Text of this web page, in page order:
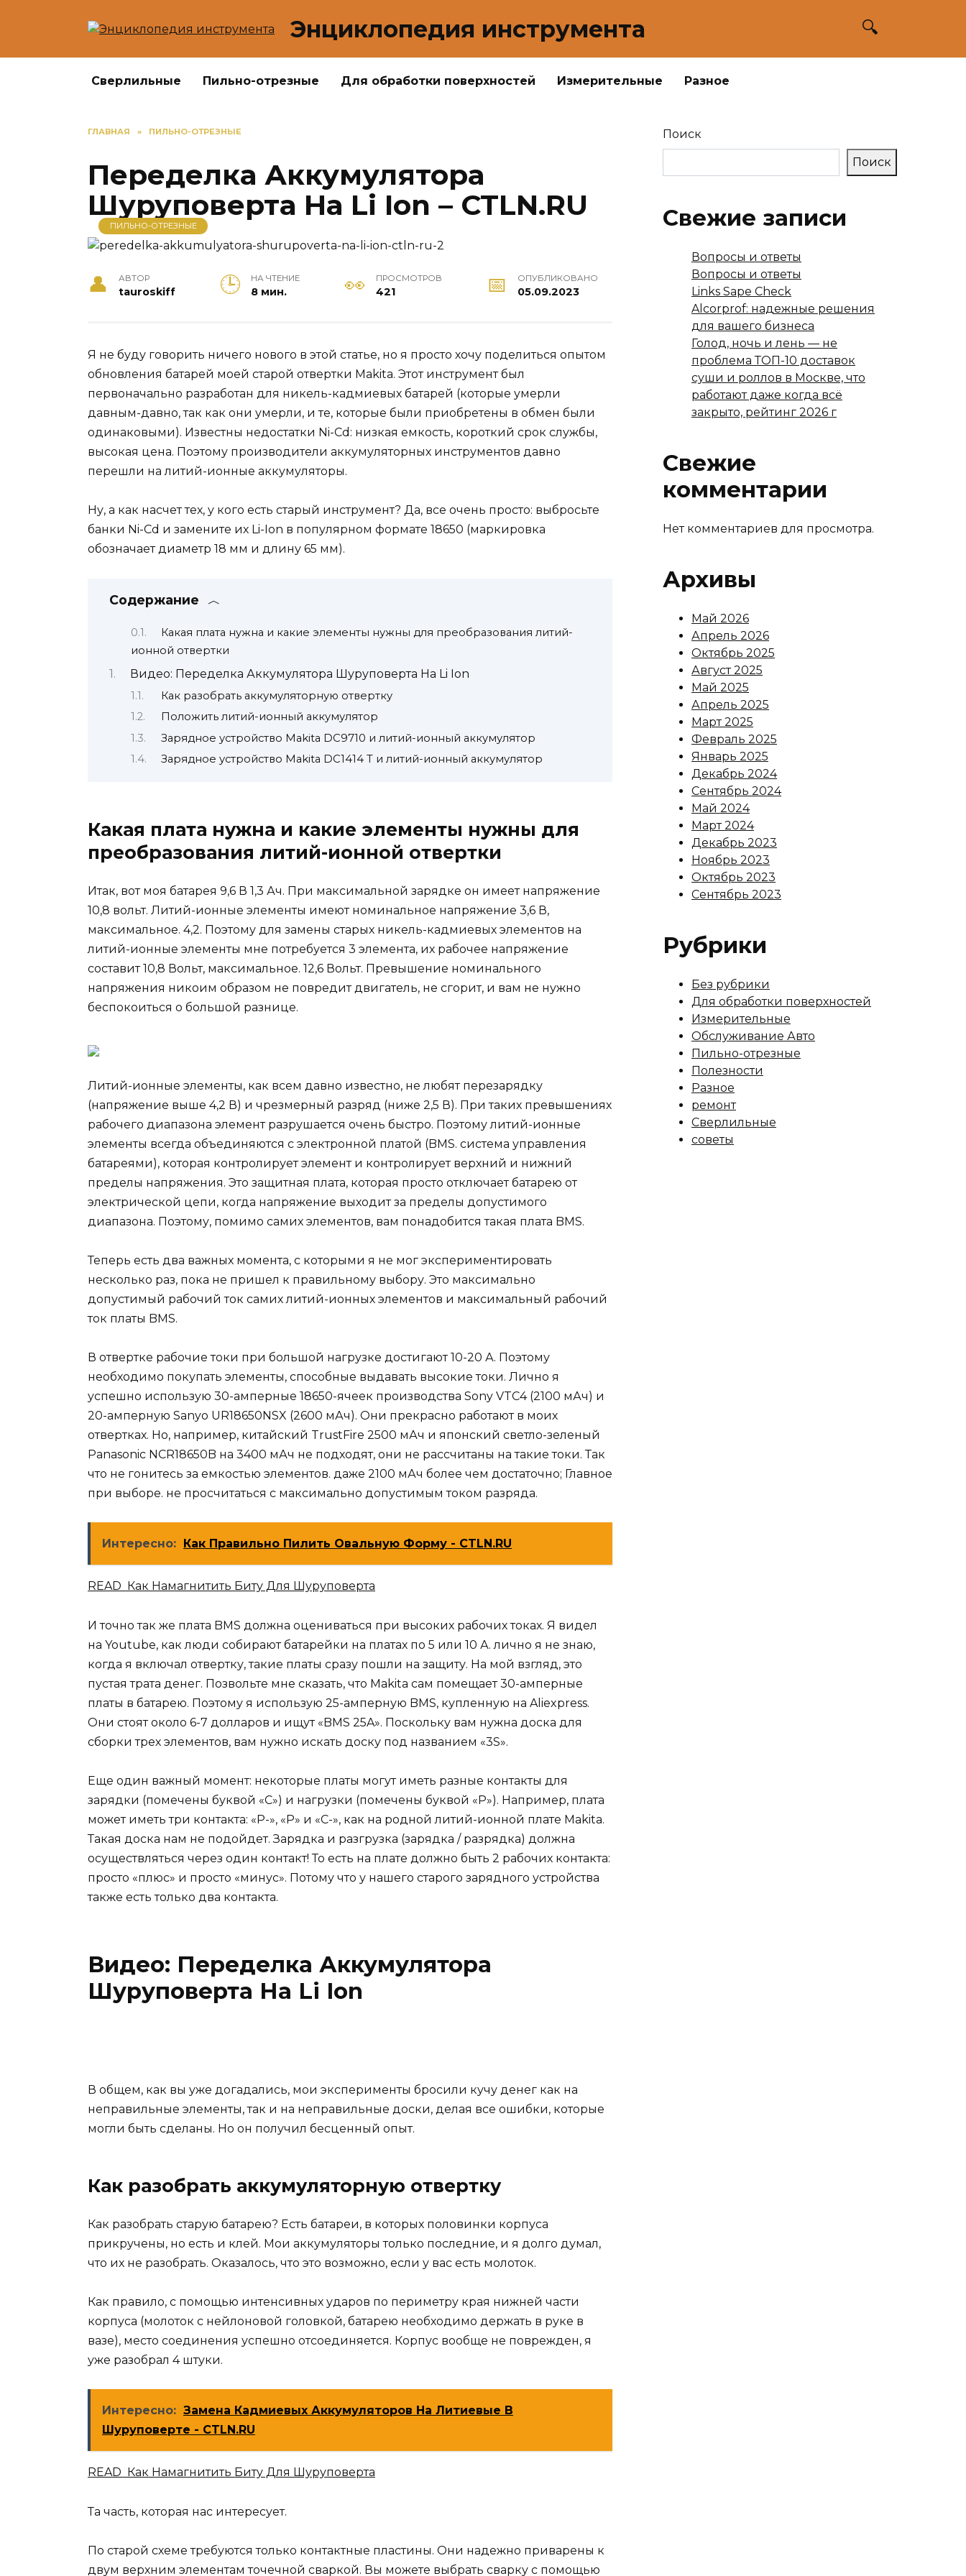
Энциклопедия инструмента
Сверлильные Пильно-отрезные Для обработки поверхностей Измерительные Разное
ГЛАВНАЯ » ПИЛЬНО-ОТРЕЗНЫЕ
Переделка Аккумулятора
Шуруповерта На Li Ion – CTLN.RU
ПИЛЬНО-ОТРЕЗНЫЕ
АВТОР
tauroskiff
НА ЧТЕНИЕ
8 мин.
ПРОСМОТРОВ
421
ОПУБЛИКОВАНО
05.09.2023
Я не буду говорить ничего нового в этой статье, но я просто хочу поделиться опытом
обновления батарей моей старой отвертки Makita. Этот инструмент был
первоначально разработан для никель-кадмиевых батарей (которые умерли
давным-давно, так как они умерли, и те, которые были приобретены в обмен были
одинаковыми). Известны недостатки Ni-Cd: низкая емкость, короткий срок службы,
высокая цена. Поэтому производители аккумуляторных инструментов давно
перешли на литий-ионные аккумуляторы.
Ну, а как насчет тех, у кого есть старый инструмент? Да, все очень просто: выбросьте
банки Ni-Cd и замените их Li-Ion в популярном формате 18650 (маркировка
обозначает диаметр 18 мм и длину 65 мм).
Содержание
Какая плата нужна и какие элементы нужны для преобразования литий-
ионной отвертки
Видео: Переделка Аккумулятора Шуруповерта На Li Ion
Как разобрать аккумуляторную отвертку
Положить литий-ионный аккумулятор
Зарядное устройство Makita DC9710 и литий-ионный аккумулятор
Зарядное устройство Makita DC1414 T и литий-ионный аккумулятор
Какая плата нужна и какие элементы нужны для
преобразования литий-ионной отвертки
Итак, вот моя батарея 9,6 В 1,3 Ач. При максимальной зарядке он имеет напряжение
10,8 вольт. Литий-ионные элементы имеют номинальное напряжение 3,6 В,
максимальное. 4,2. Поэтому для замены старых никель-кадмиевых элементов на
литий-ионные элементы мне потребуется 3 элемента, их рабочее напряжение
составит 10,8 Вольт, максимальное. 12,6 Вольт. Превышение номинального
напряжения никоим образом не повредит двигатель, не сгорит, и вам не нужно
беспокоиться о большой разнице.
Литий-ионные элементы, как всем давно известно, не любят перезарядку
(напряжение выше 4,2 В) и чрезмерный разряд (ниже 2,5 В). При таких превышениях
рабочего диапазона элемент разрушается очень быстро. Поэтому литий-ионные
элементы всегда объединяются с электронной платой (BMS. система управления
батареями), которая контролирует элемент и контролирует верхний и нижний
пределы напряжения. Это защитная плата, которая просто отключает батарею от
электрической цепи, когда напряжение выходит за пределы допустимого
диапазона. Поэтому, помимо самих элементов, вам понадобится такая плата BMS.
Теперь есть два важных момента, с которыми я не мог экспериментировать
несколько раз, пока не пришел к правильному выбору. Это максимально
допустимый рабочий ток самих литий-ионных элементов и максимальный рабочий
ток платы BMS.
В отвертке рабочие токи при большой нагрузке достигают 10-20 А. Поэтому
необходимо покупать элементы, способные выдавать высокие токи. Лично я
успешно использую 30-амперные 18650-ячеек производства Sony VTC4 (2100 мАч) и
20-амперную Sanyo UR18650NSX (2600 мАч). Они прекрасно работают в моих
отвертках. Но, например, китайский TrustFire 2500 мАч и японский светло-зеленый
Panasonic NCR18650B на 3400 мАч не подходят, они не рассчитаны на такие токи. Так
что не гонитесь за емкостью элементов. даже 2100 мАч более чем достаточно; Главное
при выборе. не просчитаться с максимально допустимым током разряда.
Интересно: Как Правильно Пилить Овальную Форму - CTLN.RU
READ Как Намагнитить Биту Для Шуруповерта
И точно так же плата BMS должна оцениваться при высоких рабочих токах. Я видел
на Youtube, как люди собирают батарейки на платах по 5 или 10 А. лично я не знаю,
когда я включал отвертку, такие платы сразу пошли на защиту. На мой взгляд, это
пустая трата денег. Позвольте мне сказать, что Makita сам помещает 30-амперные
платы в батарею. Поэтому я использую 25-амперную BMS, купленную на Aliexpress.
Они стоят около 6-7 долларов и ищут «BMS 25A». Поскольку вам нужна доска для
сборки трех элементов, вам нужно искать доску под названием «3S».
Еще один важный момент: некоторые платы могут иметь разные контакты для
зарядки (помечены буквой «C») и нагрузки (помечены буквой «P»). Например, плата
может иметь три контакта: «P-», «P» и «C-», как на родной литий-ионной плате Makita.
Такая доска нам не подойдет. Зарядка и разгрузка (зарядка / разрядка) должна
осуществляться через один контакт! То есть на плате должно быть 2 рабочих контакта:
просто «плюс» и просто «минус». Потому что у нашего старого зарядного устройства
также есть только два контакта.
Видео: Переделка Аккумулятора
Шуруповерта На Li Ion
В общем, как вы уже догадались, мои эксперименты бросили кучу денег как на
неправильные элементы, так и на неправильные доски, делая все ошибки, которые
могли быть сделаны. Но он получил бесценный опыт.
Как разобрать аккумуляторную отвертку
Как разобрать старую батарею? Есть батареи, в которых половинки корпуса
прикручены, но есть и клей. Мои аккумуляторы только последние, и я долго думал,
что их не разобрать. Оказалось, что это возможно, если у вас есть молоток.
Как правило, с помощью интенсивных ударов по периметру края нижней части
корпуса (молоток с нейлоновой головкой, батарею необходимо держать в руке в
вазе), место соединения успешно отсоединяется. Корпус вообще не поврежден, я
уже разобрал 4 штуки.
Интересно: Замена Кадмиевых Аккумуляторов На Литиевые В
Шуруповерте - CTLN.RU
READ Как Намагнитить Биту Для Шуруповерта
Та часть, которая нас интересует.
По старой схеме требуются только контактные пластины. Они надежно приварены к
двум верхним элементам точечной сваркой. Вы можете выбрать сварку с помощью
Поиск
Поиск
Свежие записи
Вопросы и ответы
Вопросы и ответы
Links Sape Check
Alcorprof: надежные решения
для вашего бизнеса
Голод, ночь и лень — не
проблема ТОП-10 доставок
суши и роллов в Москве, что
работают даже когда всё
закрыто, рейтинг 2026 г
Свежие
комментарии
Нет комментариев для просмотра.
Архивы
Май 2026
Апрель 2026
Октябрь 2025
Август 2025
Май 2025
Апрель 2025
Март 2025
Февраль 2025
Январь 2025
Декабрь 2024
Сентябрь 2024
Май 2024
Март 2024
Декабрь 2023
Ноябрь 2023
Октябрь 2023
Сентябрь 2023
Рубрики
Без рубрики
Для обработки поверхностей
Измерительные
Обслуживание Авто
Пильно-отрезные
Полезности
Разное
ремонт
Сверлильные
советы